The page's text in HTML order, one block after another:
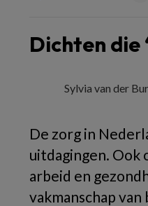
Dichten die
Sylvia van der
De zorg in
uitdagingen. Ook
arbeid en
vakmanschap